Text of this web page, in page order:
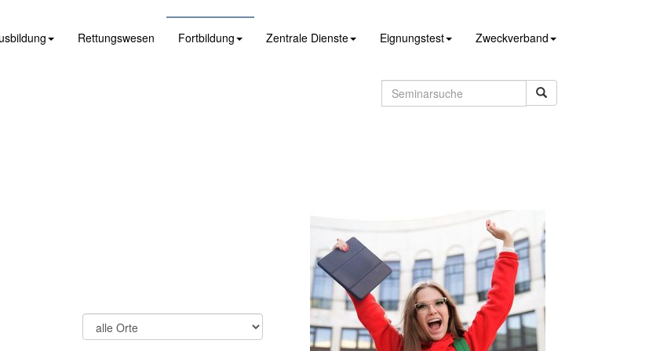
Rettungswesen Fortbildung Zentrale Dienste Eignungstest Zweckverband